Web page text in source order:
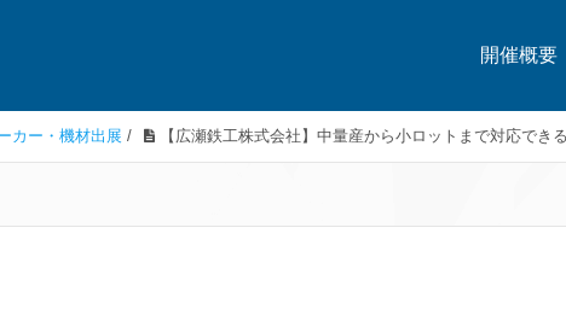
開催概要
カー・機材出展 / 【広瀬鉄工株式会社】中量産から小ロットまで対応でき